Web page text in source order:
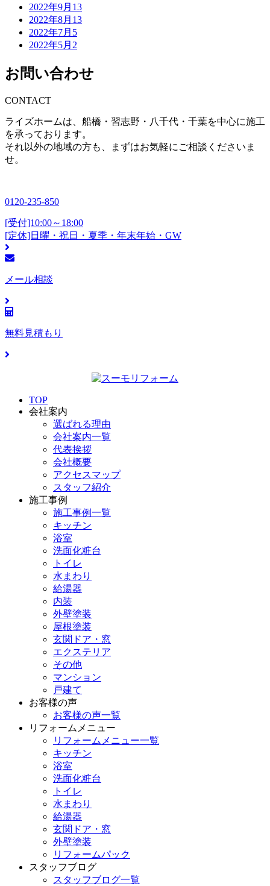
2022年9月 13
2022年8月 13
2022年7月 5
2022年5月 2
お問い合わせ
CONTACT
ライズホームは、船橋・習志野・八千代・千葉を中心に施工
を承っております。
それ以外の地域の方も、まずはお気軽にご相談くださいま
せ。
0120-235-850
[受付]10:00～18:00
[定休]日曜・祝日・夏季・年末年始・GW
メール相談
無料見積もり
TOP
会社案内
選ばれる理由
会社案内一覧
代表挨拶
会社概要
アクセスマップ
スタッフ紹介
施工事例
施工事例一覧
キッチン
浴室
洗面化粧台
トイレ
水まわり
給湯器
内装
外壁塗装
屋根塗装
玄関ドア・窓
エクステリア
その他
マンション
戸建て
お客様の声
お客様の声一覧
リフォームメニュー
リフォームメニュー一覧
キッチン
浴室
洗面化粧台
トイレ
水まわり
給湯器
玄関ドア・窓
外壁塗装
リフォームパック
スタッフブログ
スタッフブログ一覧